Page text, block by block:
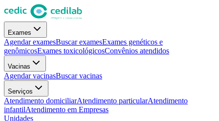
Exames
Agendar examesBuscar examesExames genéticos e
genômicosExames toxicológicosConvênios atendidos
Vacinas
Agendar vacinasBuscar vacinas
Serviços
Atendimento domiciliarAtendimento particularAtendimento
infantilAtendimento em Empresas
Unidades